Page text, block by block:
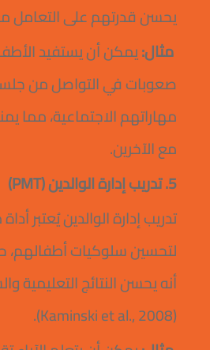
يحسن قدرتهم على التعامل
مثال:يمكن أن يستفيد
صعوبات في التواصل من
مهاراتهم الاجتماعية، مما
مع الآخرين.
5. تدريب إدارة الوالدين (PMT)
تدريب إدارة الوالدين يُعتبر
لتحسين سلوكيات أطفالهم،
أنه يحسن النتائج التعليمية
(Kaminski et al., 2008).